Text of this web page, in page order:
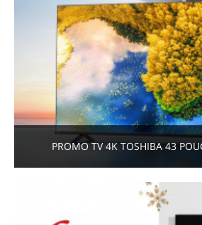
PROMO TV 4K TOSHIBA 43